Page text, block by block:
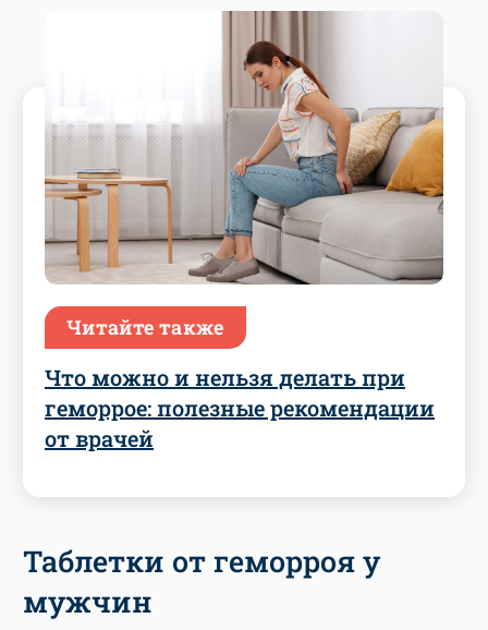
Читайте также
Что можно и нельзя делать при
геморрое: полезные рекомендации
от врачей
Таблетки от геморроя у
мужчин